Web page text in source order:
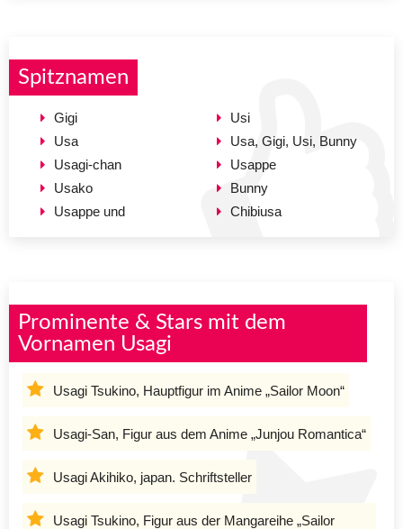
Spitznamen
Gigi
Usa
Usagi-chan
Usako
Usappe und
Usi
Usa, Gigi, Usi, Bunny
Usappe
Bunny
Chibiusa
Prominente & Stars mit dem
Vornamen Usagi
Usagi Tsukino, Hauptfigur im Anime „Sailor Moon“
Usagi-San, Figur aus dem Anime „Junjou Romantica“
Usagi Akihiko, japan. Schriftsteller
Usagi Tsukino, Figur aus der Mangareihe „Sailor